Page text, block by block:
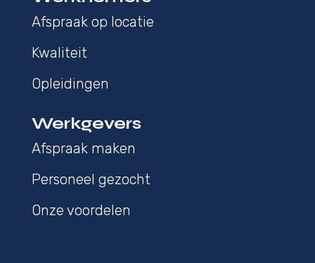
Afspraak op locatie
Kwaliteit
Opleidingen
Werkgevers
Afspraak maken
Personeel gezocht
Onze voordelen